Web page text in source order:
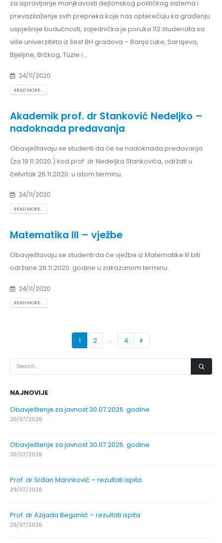
za ispravljanje manjkavosti dejtonskog političkog sistema i
prevazilaženje svih prepreka koje nas opterećuju ka građenju
uspješnije budućnosti, zajednička je poruka 112 studenata sa
više univerziteta iz šest BH gradova – Banja Luke, Sarajeva,
Bijeljine, Brčkog, Tuzle i...
24/11/2020
READ MORE...
Akademik prof. dr Stanković Nedeljko –
nadoknada predavanja
Obavještavaju se studenti da će se nadoknada predavanja
(za 19.11.2020.) kod prof. dr Nedeljka Stankovića, održati u
četvrtak 26.11.2020. u istom terminu.
24/11/2020
READ MORE...
Matematika III – vježbe
Obavještavaju se studenti da će vježbe iz Matematike III biti
održane 26.11.2020. godine u zakazanom terminu.
24/11/2020
READ MORE...
1 2 … 4
NAJNOVIJE
Obavještenje za javnost 30.07.2026. godine
30/07/2026
Obavještenje za javnost 30.07.2026. godine
30/07/2026
Prof. dr Srđan Marinković – rezultati ispita
29/07/2026
Prof. dr Azijada Beganlić – rezultati ispita
29/07/2026